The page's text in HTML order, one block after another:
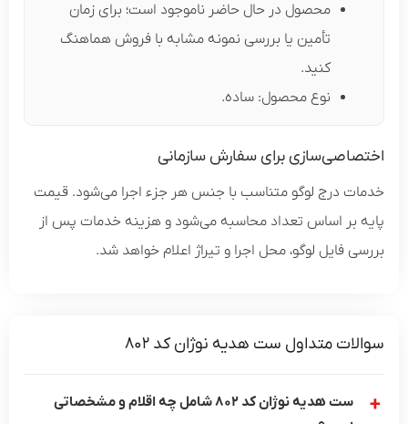
محصول در حال حاضر ناموجود است؛ برای زمان
تأمین یا بررسی نمونه مشابه با فروش هماهنگ
نوع محصول: ساده.
برای سفارش سازمانی
درج لوگو متناسب با جنس هر جزء اجرا می‌شود. قیمت
بر اساس تعداد محاسبه می‌شود و هزینه خدمات پس از
فایل لوگو، محل اجرا و تیراژ اعلام خواهد شد.
متداول ست هدیه نوژان کد 802
ست هدیه نوژان کد 802 شامل چه اقلام و مشخصاتی